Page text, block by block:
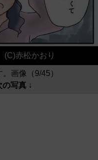
(C)赤松かおり
画像（9/45）
写真 ↓